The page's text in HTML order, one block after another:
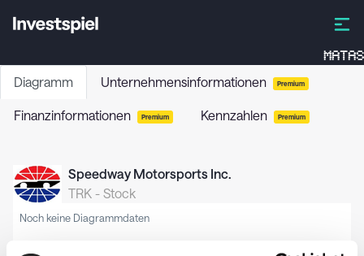
Diagramm Unternehmensinformationen Premium
Finanzinformationen Premium Kennzahlen Premium
Speedway Motorsports Inc.
TRK - Stock
Noch keine Diagrammdaten